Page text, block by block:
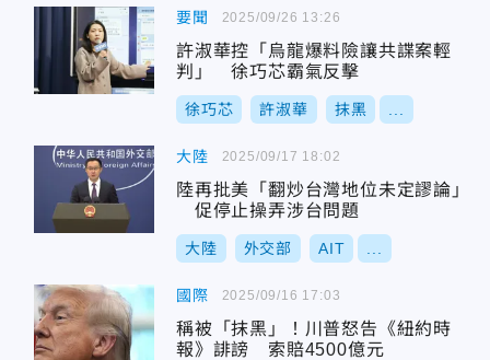
要聞
許淑華控「烏龍爆料險讓共諜案輕
判」 徐巧芯霸氣反擊
徐巧芯 許淑華 抹黑
2025/09/26 13:26
大陸
陸再批美「翻炒台灣地位未定謬論」
促停止操弄涉台問題
大陸 外交部 AIT
2025/09/17 18:02
國際
稱被「抹黑」！川普怒告《紐約時
報》誹謗 索賠4500億元
2025/09/16 17:03